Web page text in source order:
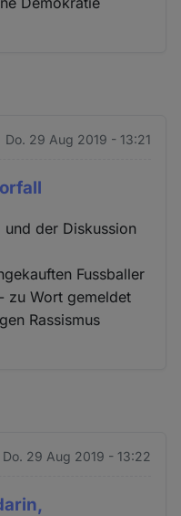
Do. 29 Aug 2019 - 13:21
der Diskussion
Fussballer
zu Wort gemeldet
Rassismus
Do. 29 Aug 2019 - 13:22